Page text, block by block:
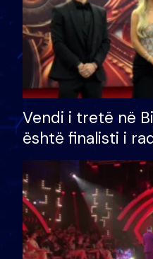
Vendi i tretë në
është finalisti i